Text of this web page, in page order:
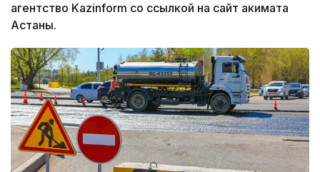
агентство Kazinform со ссылкой на сайт акимата
Астаны.